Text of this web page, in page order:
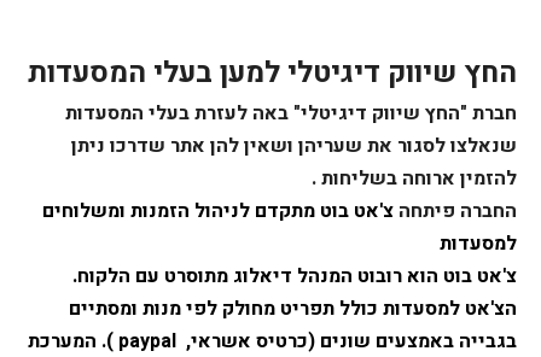
החץ שיווק דיגיטלי למען בעלי המסעדות
חברת "החץ שיווק דיגיטלי" באה לעזרת בעלי המסעדות
שנאלצו לסגור את שעריהן ושאין להן אתר שדרכו ניתן
להזמין ארוחה בשליחות .
החברה פיתחה צ'אט בוט מתקדם לניהול הזמנות ומשלוחים
למסעדות
צ'אט בוט הוא רובוט המנהל דיאלוג מתוסרט עם הלקוח.
הצ'אט למסעדות כולל תפריט מחולק לפי מנות ומסתיים
בגבייה באמצעים שונים (כרטיס אשראי, paypal ). המערכת